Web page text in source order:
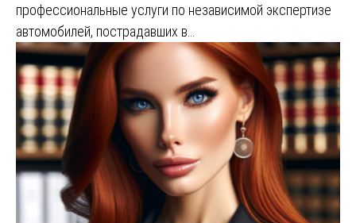
профессиональные услуги по независимой экспертизе
автомобилей, пострадавших в…